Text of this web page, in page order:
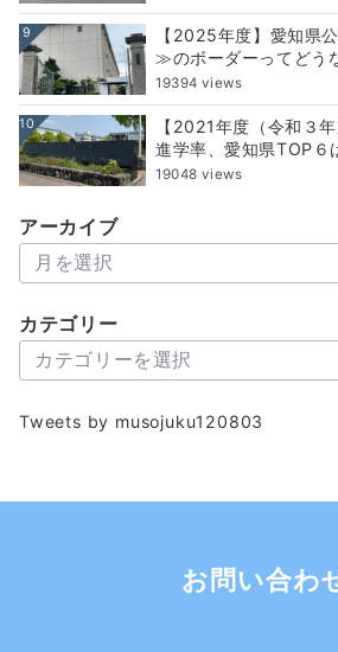
9
【2025年度】愛知県
≫のボーダーってどう
19394 views
10
【2021年度（令和３
進学率、愛知県TOP６
19048 views
アーカイブ
ー
イ
カテゴリー
テ
リ
Tweets by musojuku120803
お問い合わ